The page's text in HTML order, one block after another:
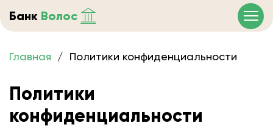
Банк Волос
Главная / Политики конфиденциальности
Политики
конфиденциальности